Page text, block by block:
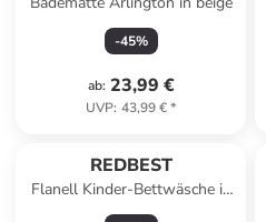
-45%
ab: 23,99 €
UVP: 43,99 €*
REDBEST
Flanell Kinder-Bettwäsche in
grau